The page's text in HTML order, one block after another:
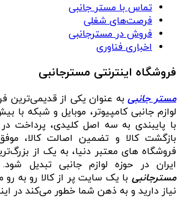
تماس با مستر جانبی
فرصت‌های شغلی
فروش در مسترجانبی
اخباری فناوری
فروشگاه اینترنتی مسترجانبی
مستر جانبیبه عنوان یکی از قدیمی‌ترین
لوازم جانبی کامپیوتر، موبایل و شبکه با
بازگشت کالا و تضمین اصالت کالا،
فروشگاه‌ های معتبر دنیا، به یک از
ایران در حوزه لوازم جانبی تبدیل
مسترجانبی با یک سایت پر از کالا رو به
نیاز دارید و به ذهن شما خطور می‌کند در